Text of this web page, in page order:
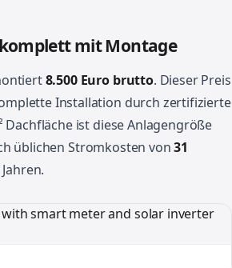
komplett mit Montage
8.500 Euro brutto. Dieser Preis
Installation durch zertifizierte
Dachfläche ist diese Anlagengröße
üblichen Stromkosten von31